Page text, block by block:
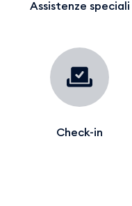
Assistenze speciali
Check-in